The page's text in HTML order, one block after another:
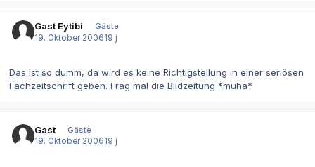
Gast Eytibi
Gäste
19. Oktober 200619 j
Das ist so dumm, da wird es keine Richtigstellung in einer seriösen
Fachzeitschrift geben. Frag mal die Bildzeitung *muha*
Gast
Gäste
19. Oktober 200619 j